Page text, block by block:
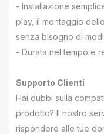
- Installazione
play, il montaggio
senza bisogno di
- Durata nel tempo e
Supporto Clienti
Hai dubbi sulla
prodotto? Il nostro
rispondere alle tue